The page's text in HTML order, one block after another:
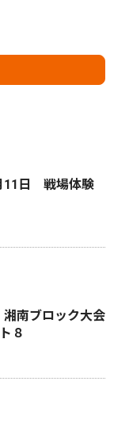
11日 戦場体験
南ブロック大会
８